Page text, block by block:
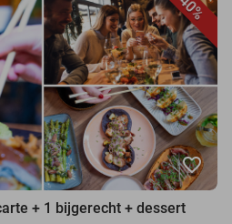
40%
favorite_border
+ 1 bijgerecht + dessert